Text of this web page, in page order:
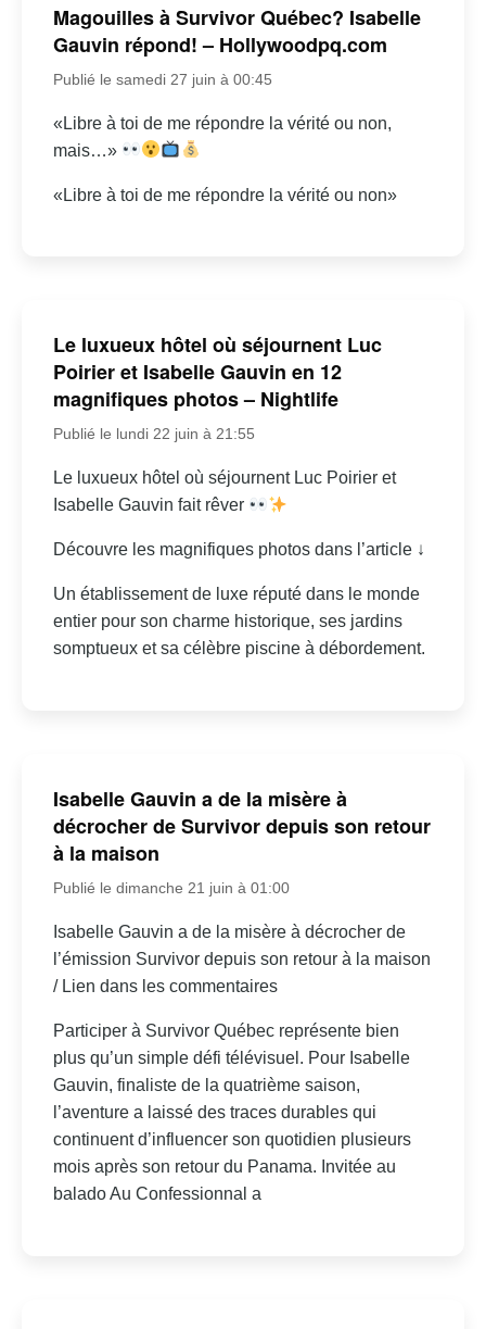
Magouilles à Survivor Québec? Isabelle
Gauvin répond! – Hollywoodpq.com
Publié le samedi 27 juin à 00:45
«Libre à toi de me répondre la vérité ou non,
mais…»
«Libre à toi de me répondre la vérité ou non»
Le luxueux hôtel où séjournent Luc
Poirier et Isabelle Gauvin en 12
magnifiques photos – Nightlife
Publié le lundi 22 juin à 21:55
Le luxueux hôtel où séjournent Luc Poirier et
Isabelle Gauvin fait rêver
Découvre les magnifiques photos dans l’article ↓
Un établissement de luxe réputé dans le monde
entier pour son charme historique, ses jardins
somptueux et sa célèbre piscine à débordement.
Isabelle Gauvin a de la misère à
décrocher de Survivor depuis son retour
à la maison
Publié le dimanche 21 juin à 01:00
Isabelle Gauvin a de la misère à décrocher de
l’émission Survivor depuis son retour à la maison
/ Lien dans les commentaires
Participer à Survivor Québec représente bien
plus qu’un simple défi télévisuel. Pour Isabelle
Gauvin, finaliste de la quatrième saison,
l’aventure a laissé des traces durables qui
continuent d’influencer son quotidien plusieurs
mois après son retour du Panama. Invitée au
balado Au Confessionnal a